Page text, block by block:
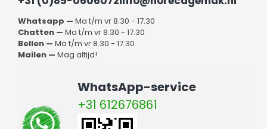
Whatsapp — Ma t/m vr 8.30 - 17.30
Chatten — Ma t/m vr 8.30 - 17.30
Bellen — Ma t/m vr 8.30 - 17.30
Mailen — Mag altijd!
WhatsApp-service
+31 612676861